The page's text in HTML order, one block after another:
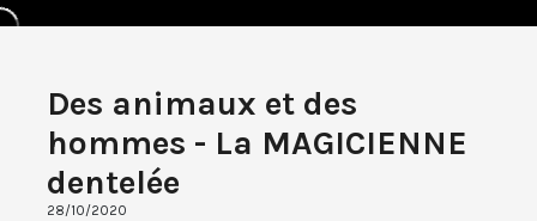
Des animaux et des
hommes - La MAGICIENNE
dentelée
28/10/2020